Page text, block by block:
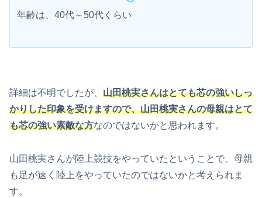
年齢は、40代～50代くらい
詳細は不明でしたが、 山田桃実さんはとても芯の強いしっ
かりした印象を受けますので、山田桃実さんの母親はとて
も芯の強い素敵な方なのではないかと思われます。
山田桃実さんが陸上競技をやっていたということで、母親
も足が速く陸上をやっていたのではないかと考えられま
す。